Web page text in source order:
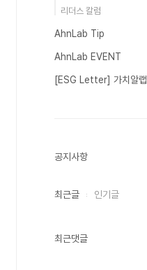
리더스 칼럼
AhnLab Tip
AhnLab EVENT
[ESG Letter] 가치알랩
공지사항
최근글 인기글
최근댓글